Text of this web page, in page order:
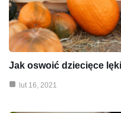
Jak oswoić dziecięce
lut 16, 2021